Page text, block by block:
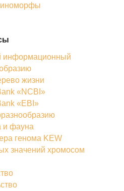
информационный
жизни
«NCBI»
«EBI»
и фауна
генома KEW
значений хромосом